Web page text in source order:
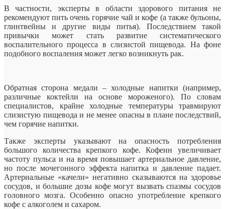
В частности, эксперты в области здорового питания не
рекомендуют пить очень горячие чай и кофе (а также бульоны,
глинтвейны и другие виды питья). Последствием такой
привычки может стать развитие систематического
воспалительного процесса в слизистой пищевода. На фоне
подобного воспаления может легко возникнуть рак.
Обратная сторона медали – холодные напитки (например,
различные коктейли на основе мороженого). По словам
специалистов, крайне холодные температуры травмируют
слизистую пищевода и не менее опасны в плане последствий,
чем горячие напитки.
Также эксперты указывают на опасность потребления
большого количества крепкого кофе. Кофеин увеличивает
частоту пульса и на время повышает артериальное давление,
но после мочегонного эффекта напитка и давление падает.
Артериальные «качели» негативно сказываются на здоровье
сосудов, и большие дозы кофе могут вызвать спазмы сосудов
головного мозга. Особенно опасно употребление крепкого
кофе с алкоголем и сахаром.